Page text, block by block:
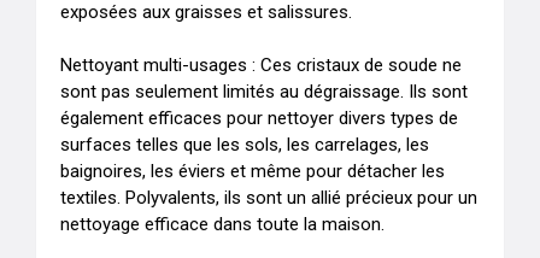
exposées aux graisses et salissures.
Nettoyant multi-usages : Ces cristaux de soude ne
sont pas seulement limités au dégraissage. Ils sont
également efficaces pour nettoyer divers types de
surfaces telles que les sols, les carrelages, les
baignoires, les éviers et même pour détacher les
textiles. Polyvalents, ils sont un allié précieux pour un
nettoyage efficace dans toute la maison.